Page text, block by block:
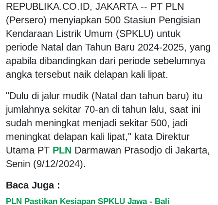
REPUBLIKA.CO.ID, JAKARTA -- PT PLN
(Persero) menyiapkan 500 Stasiun Pengisian
Kendaraan Listrik Umum (SPKLU) untuk
periode Natal dan Tahun Baru 2024-2025, yang
apabila dibandingkan dari periode sebelumnya
angka tersebut naik delapan kali lipat.
"Dulu di jalur mudik (Natal dan tahun baru) itu
jumlahnya sekitar 70-an di tahun lalu, saat ini
sudah meningkat menjadi sekitar 500, jadi
meningkat delapan kali lipat," kata Direktur
Utama PT PLN Darmawan Prasodjo di Jakarta,
Senin (9/12/2024).
Baca Juga :
PLN Pastikan Kesiapan SPKLU Jawa - Bali